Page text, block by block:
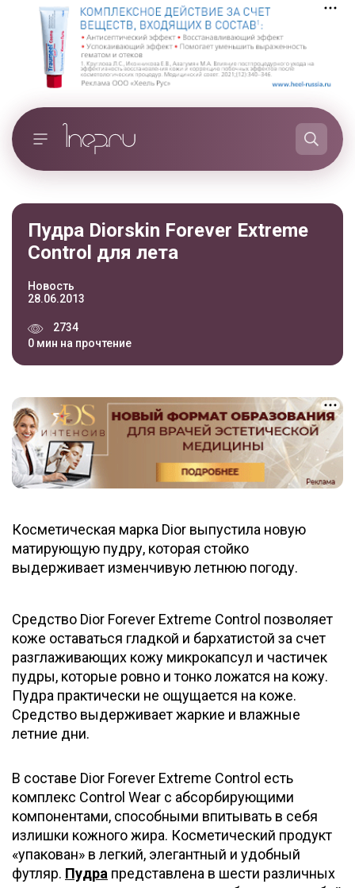
Пудра Diorskin Forever Extreme
Control для лета
Новость
28.06.2013
2734
0 мин на прочтение
Косметическая марка Dior выпустила новую
матирующую пудру, которая стойко
выдерживает изменчивую летнюю погоду.
Средство Dior Forever Extreme Control позволяет
коже оставаться гладкой и бархатистой за счет
разглаживающих кожу микрокапсул и частичек
пудры, которые ровно и тонко ложатся на кожу.
Пудра практически не ощущается на коже.
Средство выдерживает жаркие и влажные
летние дни.
В составе Dior Forever Extreme Control есть
комплекс Control Wear с абсорбирующими
компонентами, способными впитывать в себя
излишки кожного жира. Косметический продукт
«упакован» в легкий, элегантный и удобный
футляр. Пудра представлена в шести различных